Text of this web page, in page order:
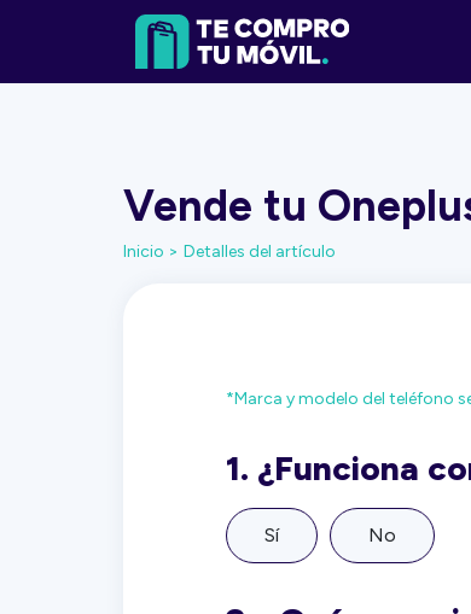
Vende tu
Inicio > Detalles del artículo
*Marca y modelo del teléfono
1. ¿Funciona
Sí No